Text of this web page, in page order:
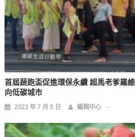
首屆蔬跑盃促進環保永續 超馬老爹羅
向低碳城市
2023 年 7 月 5 日 編輯中心